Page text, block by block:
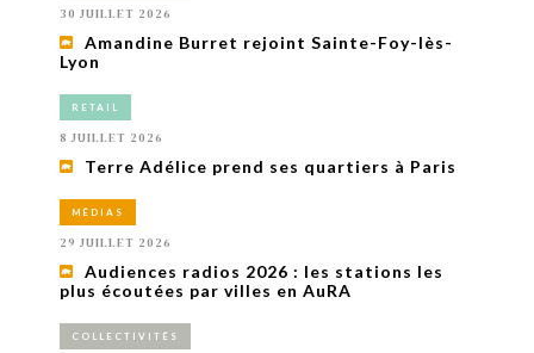
30 JUILLET 2026
Amandine Burret rejoint Sainte-Foy-lès-
Lyon
RETAIL
8 JUILLET 2026
Terre Adélice prend ses quartiers à Paris
MÉDIAS
29 JUILLET 2026
Audiences radios 2026 : les stations les
plus écoutées par villes en AuRA
COLLECTIVITÉS